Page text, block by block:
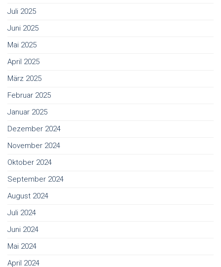
Juli 2025
Juni 2025
Mai 2025
April 2025
März 2025
Februar 2025
Januar 2025
Dezember 2024
November 2024
Oktober 2024
September 2024
August 2024
Juli 2024
Juni 2024
Mai 2024
April 2024